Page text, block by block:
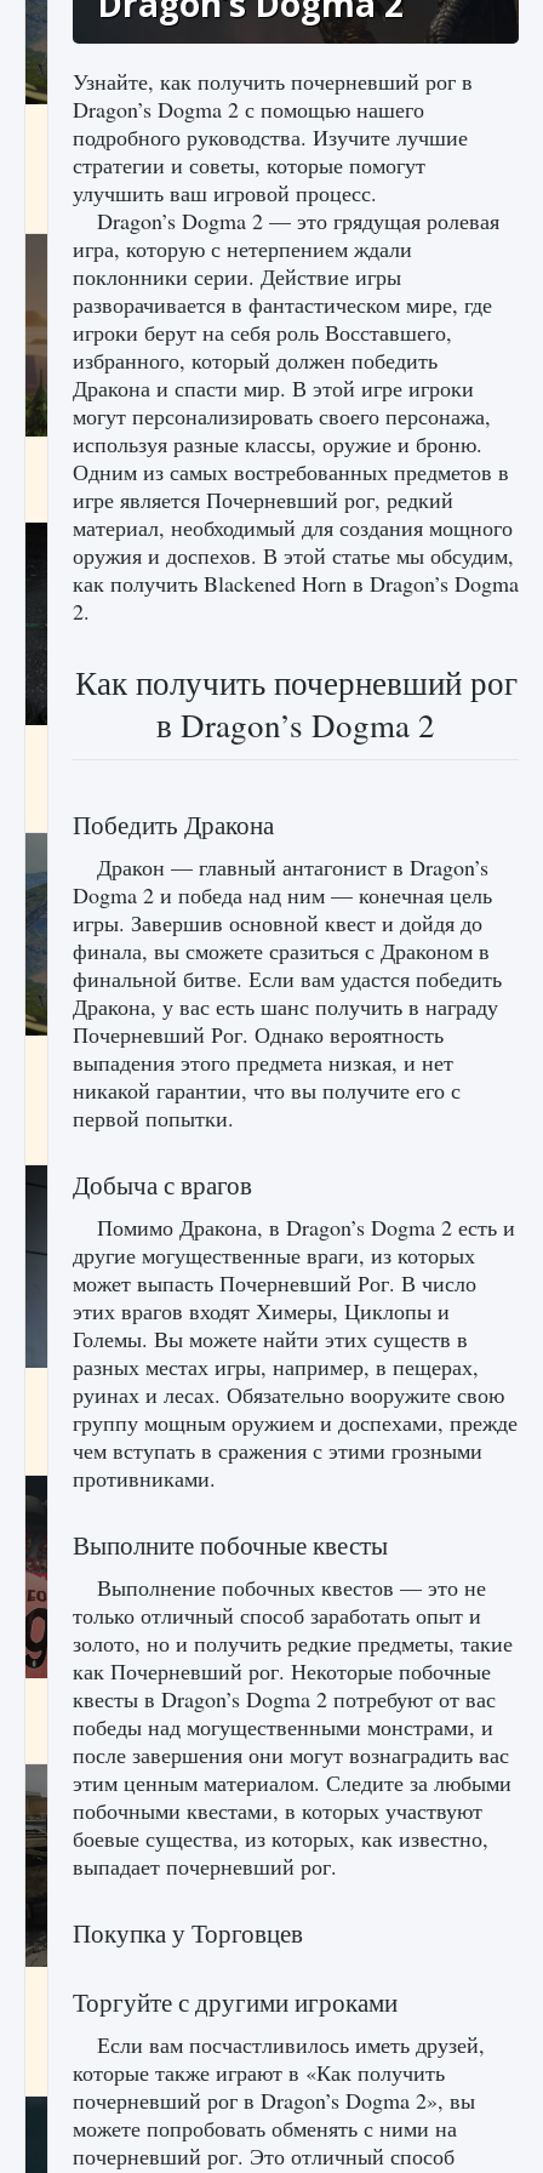
Как исправить ошибку Palworld «Идет
сохранение мира — Невозможно начать
сохранение данных мира»
9 августа 2024 2 511 0
Как заработать медали лиги Clash of Clans
9 августа 2024 2 599 0 1
лицензии, лиги, команды и стадионы в EA
Как исправить ошибку Palworld EPalworld
«Идет сохранение мира — Невозможно
начать сохранение данных мира»
Все новые функции в режиме карьеры EA
FC 25
9 августа 2024 2 096 0 2
Входят ли «Милан» и «Интер» в EA FC 25
9 августа 2024 2 064 0 1
Как исправить текстовую ошибку
пользовательского интерфейса Delta
Force Hawk Ops
9 августа 2024 1 945 0 0
Узнайте, как получить почерневший рог в
Dragon’s Dogma 2 с помощью нашего
подробного руководства. Изучите лучшие
стратегии и советы, которые помогут
улучшить ваш игровой процесс.
Dragon’s Dogma 2 — это грядущая ролевая
игра, которую с нетерпением ждали
поклонники серии. Действие игры
разворачивается в фантастическом мире, где
игроки берут на себя роль Восставшего,
избранного, который должен победить
Дракона и спасти мир. В этой игре игроки
могут персонализировать своего персонажа,
используя разные классы, оружие и броню.
Одним из самых востребованных предметов в
игре является Почерневший рог, редкий
материал, необходимый для создания мощного
оружия и доспехов. В этой статье мы обсудим,
как получить Blackened Horn в Dragon’s Dogma
2.
Как получить почерневший рог
в Dragon’s Dogma 2
Победить Дракона
Дракон — главный антагонист в Dragon’s
Dogma 2 и победа над ним — конечная цель
игры. Завершив основной квест и дойдя до
финала, вы сможете сразиться с Драконом в
финальной битве. Если вам удастся победить
Дракона, у вас есть шанс получить в награду
Почерневший Рог. Однако вероятность
выпадения этого предмета низкая, и нет
никакой гарантии, что вы получите его с
первой попытки.
Добыча с врагов
Помимо Дракона, в Dragon’s Dogma 2 есть и
другие могущественные враги, из которых
может выпасть Почерневший Рог. В число
этих врагов входят Химеры, Циклопы и
Големы. Вы можете найти этих существ в
разных местах игры, например, в пещерах,
руинах и лесах. Обязательно вооружите свою
группу мощным оружием и доспехами, прежде
чем вступать в сражения с этими грозными
противниками.
Выполните побочные квесты
Выполнение побочных квестов — это не
только отличный способ заработать опыт и
золото, но и получить редкие предметы, такие
как Почерневший рог. Некоторые побочные
квесты в Dragon’s Dogma 2 потребуют от вас
победы над могущественными монстрами, и
после завершения они могут вознаградить вас
этим ценным материалом. Следите за любыми
побочными квестами, в которых участвуют
боевые существа, из которых, как известно,
выпадает почерневший рог.
Покупка у Торговцев
Торгуйте с другими игроками
Если вам посчастливилось иметь друзей,
которые также играют в «Как получить
почерневший рог в Dragon’s Dogma 2», вы
можете попробовать обменять с ними на
почерневший рог. Это отличный способ